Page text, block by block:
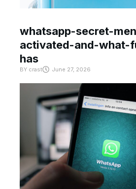
whatsapp-secret-
activated-and-what-
has
BY crast June 27, 2026